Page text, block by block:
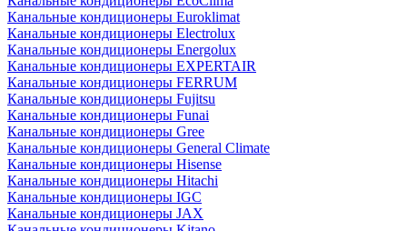
Канальные кондиционеры Euroklimat
Канальные кондиционеры Electrolux
Канальные кондиционеры Energolux
Канальные кондиционеры EXPERTAIR
Канальные кондиционеры FERRUM
Канальные кондиционеры Fujitsu
Канальные кондиционеры Funai
Канальные кондиционеры Gree
Канальные кондиционеры General Climate
Канальные кондиционеры Hisense
Канальные кондиционеры Hitachi
Канальные кондиционеры IGC
Канальные кондиционеры JAX